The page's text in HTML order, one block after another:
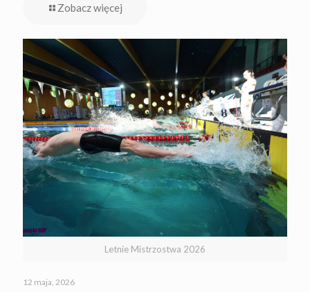
Zobacz więcej
Letnie Mistrzostwa 2026
12 maja, 2026